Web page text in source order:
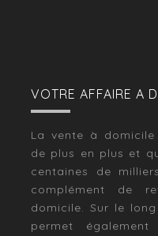
VOTRE AFFAIRE A
La vente à
de plus en plus et
centaines de
complément de
domicile. Sur le
permet